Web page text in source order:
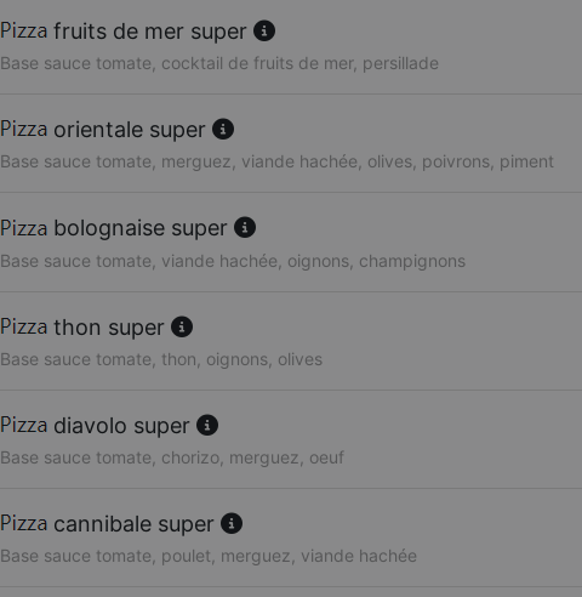
fruits de mer super
Base sauce tomate, cocktail de fruits de mer, persillade
orientale super
Base sauce tomate, merguez, viande hachée, olives, poivrons, piment
bolognaise super
Base sauce tomate, viande hachée, oignons, champignons
thon super
Base sauce tomate, thon, oignons, olives
diavolo super
Base sauce tomate, chorizo, merguez, oeuf
cannibale super
Base sauce tomate, poulet, merguez, viande hachée